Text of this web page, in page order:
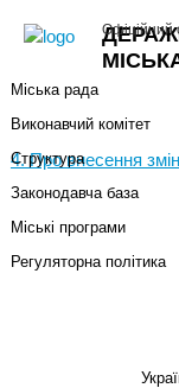
Офіційний
+
4. Про внесення
Міський голова
Міська рада
Виконавчий комітет
Структура
Законодавча база
Міські програми
Регуляторна політика